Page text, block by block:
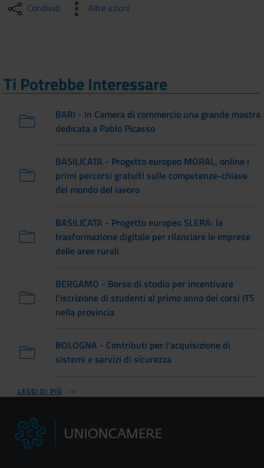
Condividi Altre azioni
Ti Potrebbe Interessare
BARI - In Camera di commercio una grande mostra
dedicata a Pablo Picasso
BASILICATA - Progetto europeo MORAL, online i
primi percorsi gratuiti sulle competenze-chiave
del mondo del lavoro
BASILICATA - Progetto europeo SLERA: la
trasformazione digitale per rilanciare le imprese
delle aree rurali
BERGAMO - Borse di studio per incentivare
l’iscrizione di studenti al primo anno dei corsi ITS
nella provincia
BOLOGNA - Contributi per l'acquisizione di
sistemi e servizi di sicurezza
LEGGI DI PIÙ